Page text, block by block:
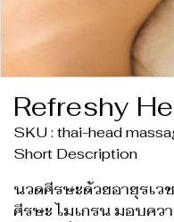
Refreshy
SKU : thai-head
Short Description
นวดศีรษะด้วยอายุรเว
ศีรษะ ไมเกรน มอบค